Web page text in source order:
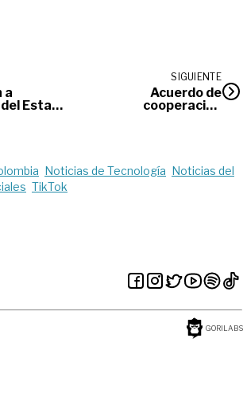
a
Estado
SIGUIENTE
Acuerdo de
cooperación
Noticias de Tecnología Noticias del
TikTok
GORILABS